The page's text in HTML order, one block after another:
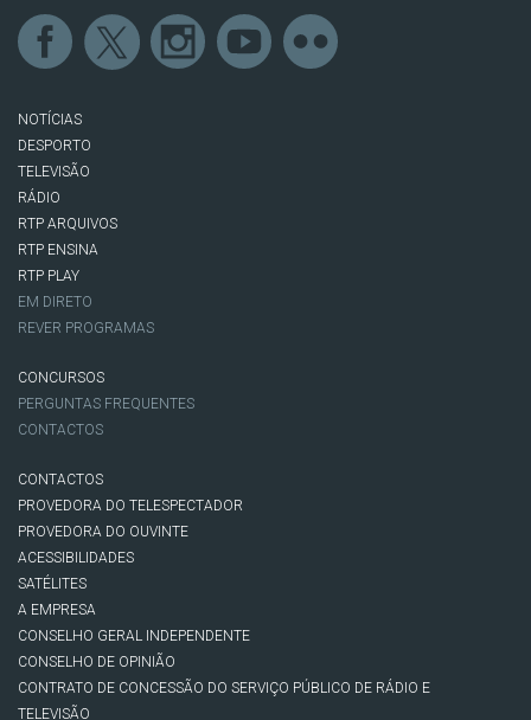
NOTÍCIAS
DESPORTO
TELEVISÃO
RÁDIO
RTP ARQUIVOS
RTP ENSINA
RTP PLAY
EM DIRETO
REVER PROGRAMAS
CONCURSOS
PERGUNTAS FREQUENTES
CONTACTOS
CONTACTOS
PROVEDORA DO TELESPECTADOR
PROVEDORA DO OUVINTE
ACESSIBILIDADES
SATÉLITES
A EMPRESA
CONSELHO GERAL INDEPENDENTE
CONSELHO DE OPINIÃO
CONTRATO DE CONCESSÃO DO SERVIÇO PÚBLICO DE RÁDIO E
TELEVISÃO